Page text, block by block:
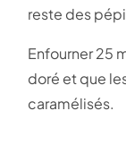
reste des
Enfourner 25
doré et que
caramélisés.